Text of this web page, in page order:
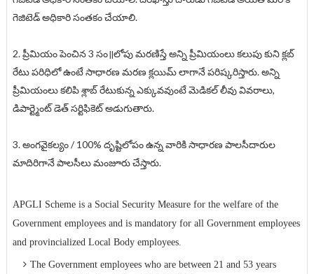
గెజిటెడ్ అధికారి సంతకం చేయాలి.
2. ప్రీమియం పెంచిన 3 సం॥లోపు మరణిస్తే అన్ని ప్రీమియంలు కలుపు కుని క్లబ్
రేటు పరిధిలో ఉంటే సాధారణ మరణ క్లయిమ్ లాగానే పరిష్కరిస్తారు. అన్ని
ప్రీమియంలు కలిపి శ్లాబ్ రేటుకున్న ఎక్కువవుంటే మెడికల్ లీవు వివరాలు,
డిపార్ట్మెంట్ డెత్సర్టిఫికెట్ అడుగుతారు.
3. అంగవైకల్యం / 100% దృష్టిలోపం ఉన్న వారికి సాధారణ పాలసీదారుల
మాదిరిగానే పాలసీలు మంజూరు చేస్తారు.
APGLI Scheme is a Social Security Measure for the welfare of the
Government employees and is mandatory for all Government employees
and provincialized Local Body employees.
The Government employees who are between 21 and 53 years